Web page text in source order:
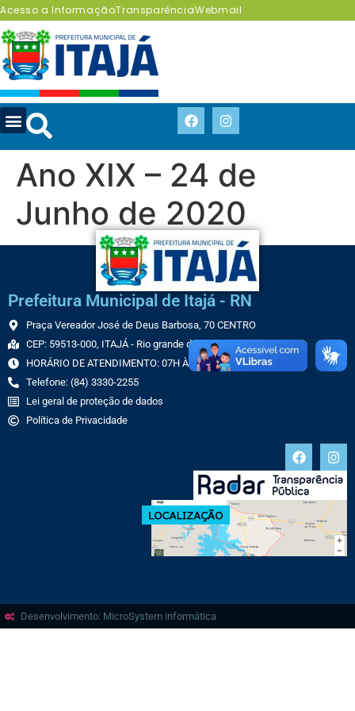
Acesso a InformaçãoTransparênciaWebmail
Ano XIX – 24 de
Junho de 2020
Prefeitura Municipal de Itajá - RN
Praça Vereador José de Deus Barbosa, 70 CENTRO
CEP: 59513-000, ITAJÁ - Rio grande do Norte
HORÁRIO DE ATENDIMENTO: 07H ÀS 13H
Telefone: (84) 3330-2255
Lei geral de proteção de dados
Política de Privacidade
Desenvolvimento: MicroSystem informática